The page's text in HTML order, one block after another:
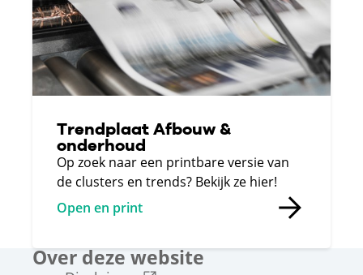
Trendplaat Afbouw &
onderhoud
Op zoek naar een printbare versie van
de clusters en trends? Bekijk ze hier!
Open en print
Over deze website